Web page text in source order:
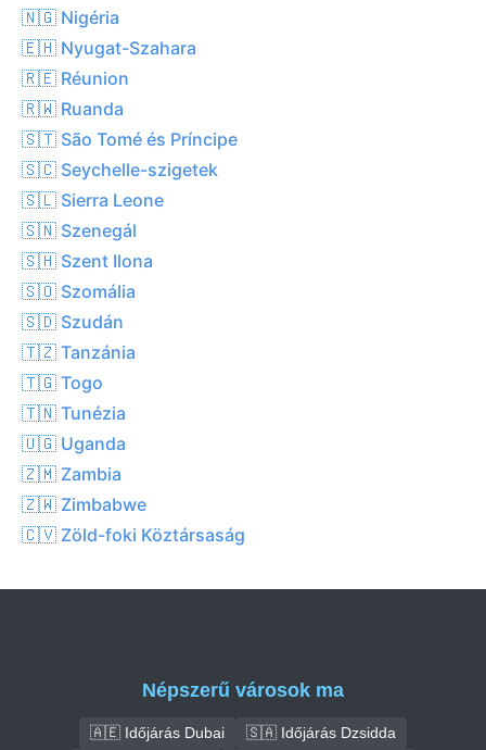
🇳🇬 Nigéria
🇪🇭 Nyugat-Szahara
🇷🇪 Réunion
🇷🇼 Ruanda
🇸🇹 São Tomé és Príncipe
🇸🇨 Seychelle-szigetek
🇸🇱 Sierra Leone
🇸🇳 Szenegál
🇸🇭 Szent Ilona
🇸🇴 Szomália
🇸🇩 Szudán
🇹🇿 Tanzánia
🇹🇬 Togo
🇹🇳 Tunézia
🇺🇬 Uganda
🇿🇲 Zambia
🇿🇼 Zimbabwe
🇨🇻 Zöld-foki Köztársaság
Népszerű városok ma
🇦🇪 Időjárás Dubai
🇸🇦 Időjárás Dzsidda